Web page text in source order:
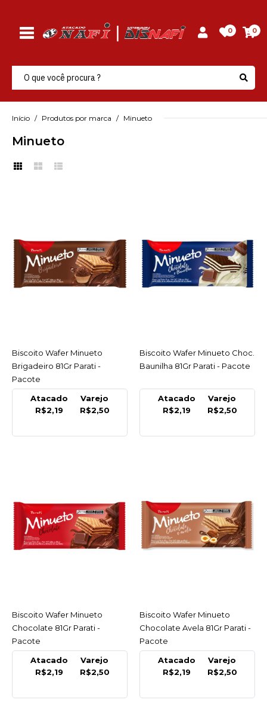
0 0
Início Produtos por marca Minueto
Minueto
R$2,50
COMPRAR
MINUETO
Biscoito Wafer Minueto
Choc. Baunilha 81Gr
Parati - Pacote
MINUETO
Biscoito Wafer Minueto
Chocolate 81Gr Parati -
COMPRAR
COMPARAR
LISTA DE DESEJO
ACESSAR
Biscoito Wafer Minueto
Brigadeiro 81Gr Parati -
Pacote
Atacado
R$2,19
Varejo
R$2,50
ACESSAR
Biscoito Wafer Minueto Choc.
Baunilha 81Gr Parati - Pacote
Atacado
R$2,19
Varejo
R$2,50
ACESSAR
Biscoito Wafer Minueto
Chocolate 81Gr Parati -
Pacote
Atacado
R$2,19
Varejo
R$2,50
ACESSAR
Biscoito Wafer Minueto
Chocolate Avela 81Gr Parati -
Pacote
Atacado
R$2,19
Varejo
R$2,50